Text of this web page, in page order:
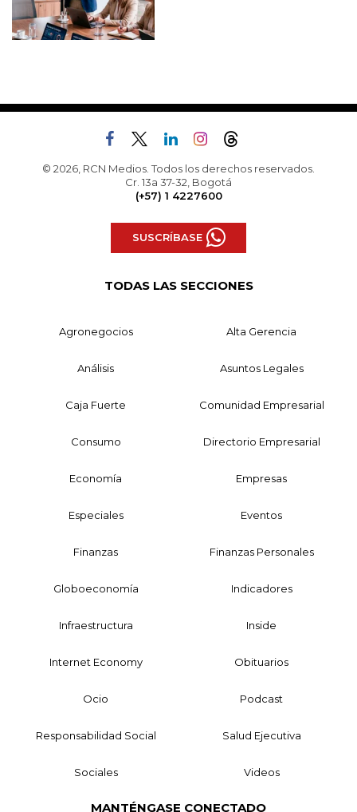
© 2026, RCN Medios. Todos los derechos reservados.
Cr. 13a 37-32, Bogotá
(+57) 1 4227600
SUSCRÍBASE
TODAS LAS SECCIONES
Agronegocios Alta Gerencia
Análisis Asuntos Legales
Caja Fuerte Comunidad Empresarial
Consumo Directorio Empresarial
Economía Empresas
Especiales Eventos
Finanzas Finanzas Personales
Globoeconomía Indicadores
Infraestructura Inside
Internet Economy Obituarios
Ocio Podcast
Responsabilidad Social Salud Ejecutiva
Sociales Videos
MANTÉNGASE CONECTADO